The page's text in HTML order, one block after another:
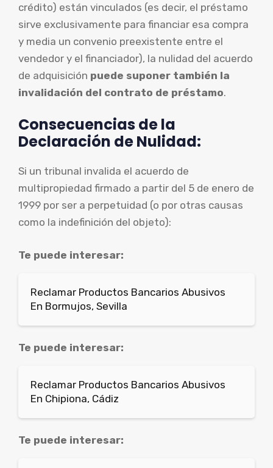
crédito) están vinculados (es decir, el préstamo
sirve exclusivamente para financiar esa compra
y media un convenio preexistente entre el
vendedor y el financiador), la nulidad del acuerdo
de adquisición puede suponer también la
invalidación del contrato de préstamo.
Consecuencias de la
Declaración de Nulidad:
Si un tribunal invalida el acuerdo de
multipropiedad firmado a partir del 5 de enero de
1999 por ser a perpetuidad (o por otras causas
como la indefinición del objeto):
Te puede interesar:
Reclamar Productos Bancarios Abusivos
En Bormujos, Sevilla
Te puede interesar:
Reclamar Productos Bancarios Abusivos
En Chipiona, Cádiz
Te puede interesar: